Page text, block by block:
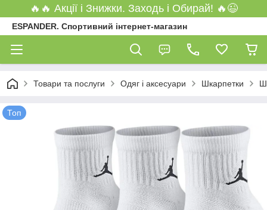
🔥🔥 Акції і Знижки. Заходь і Обирай! 🔥😉
ESPANDER. Спортивний інтернет-магазин
Товари та послуги Одяг і аксесуари Шкарпетки
Топ